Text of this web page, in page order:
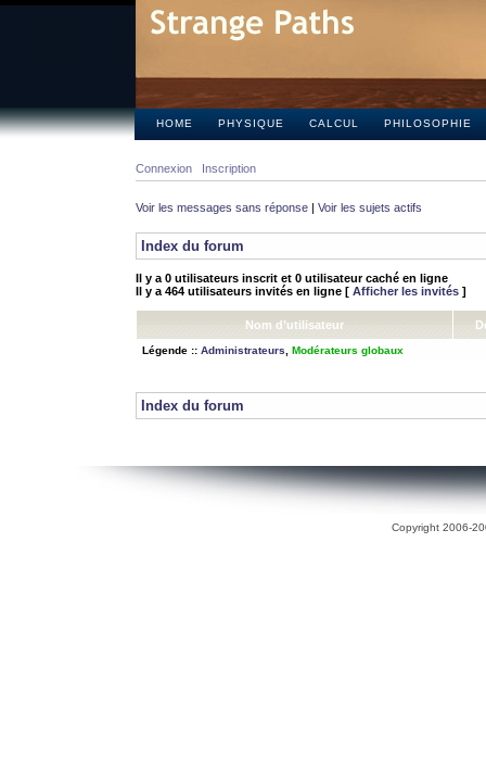
HOME PHYSIQUE CALCUL PHILOSOPHIE
Connexion Inscription
Voir les messages sans réponse | Voir les sujets actifs
Index du forum
Il y a 0 utilisateurs inscrit et 0 utilisateur caché en ligne
Il y a 464 utilisateurs invités en ligne [ Afficher les invités ]
Nom d’utilisateur
Légende :: Administrateurs Modérateurs globaux
Index du forum
Copyright 2006-